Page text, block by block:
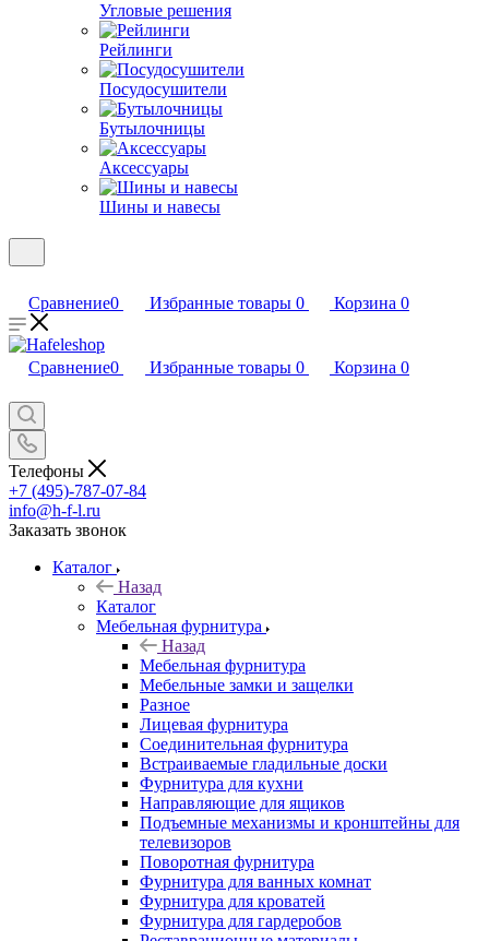
Угловые решения
Рейлинги
Посудосушители
Бутылочницы
Аксессуары
Шины и навесы
Сравнение0 Избранные товары 0 Корзина 0
Сравнение0 Избранные товары 0 Корзина 0
Телефоны
+7 (495)-787-07-84
info@h-f-l.ru
Заказать звонок
Каталог
Назад
Каталог
Мебельная фурнитура
Назад
Мебельная фурнитура
Мебельные замки и защелки
Разное
Лицевая фурнитура
Соединительная фурнитура
Встраиваемые гладильные доски
Фурнитура для кухни
Направляющие для ящиков
Подъемные механизмы и кронштейны для
телевизоров
Поворотная фурнитура
Фурнитура для ванных комнат
Фурнитура для кроватей
Фурнитура для гардеробов